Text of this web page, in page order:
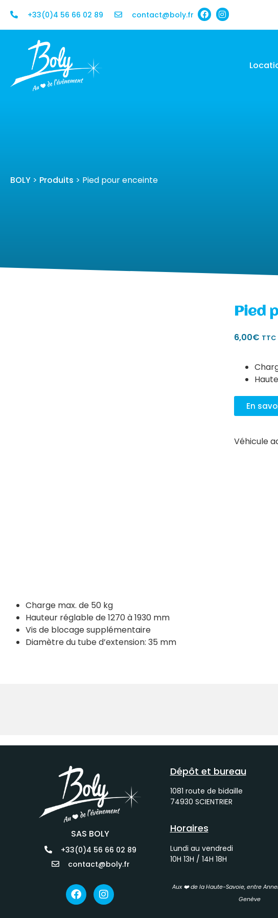
+33(0)4 56 66 02 89 contact@boly.fr
BOLY > Produits > Pied pour enceinte
Pied
6,00€ TTC
En
Véhicule
Charge max. de 50 kg
Hauteur réglable de 1270 à 1930 mm
Vis de blocage supplémentaire
Diamètre du tube d’extension: 35 mm
SAS BOLY
+33(0)4 56 66 02 89
contact@boly.fr
Dépôt et bureau
1081 route de bidaille
74930 SCIENTRIER
Horaires
Lundi au vendredi
10H 13H / 14H 18H
Aux ❤️ de la Haute-Savoie, entre
Genève